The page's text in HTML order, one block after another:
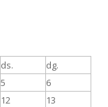
ds. dg.
5
6
12
13